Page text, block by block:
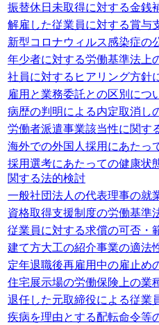
振替休日未取得に対する金銭
解雇した従業員に対する賞与
新型コロナウィルス感染症の
年少者に対する労働基準法上
社員に対するヒアリング方針
雇用と業務委託との区別につ
病歴の判明による内定取消し
労働者派遣事業該当性に関す
海外での外国人採用にあたっ
採用選考にあたっての健康状
関する法的検討
一般社団法人の代表理事の就
資格取得支援制度の労働基準
従業員に対する求償の可否・
建て方大工の紹介事業の適法
定年退職後再雇用中の雇止め
住宅展示場の労働保険上の業
退任した元取締役による従業
疾病を理由とする配転命令等